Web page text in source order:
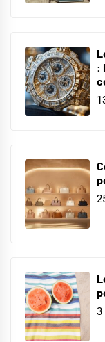
:
3